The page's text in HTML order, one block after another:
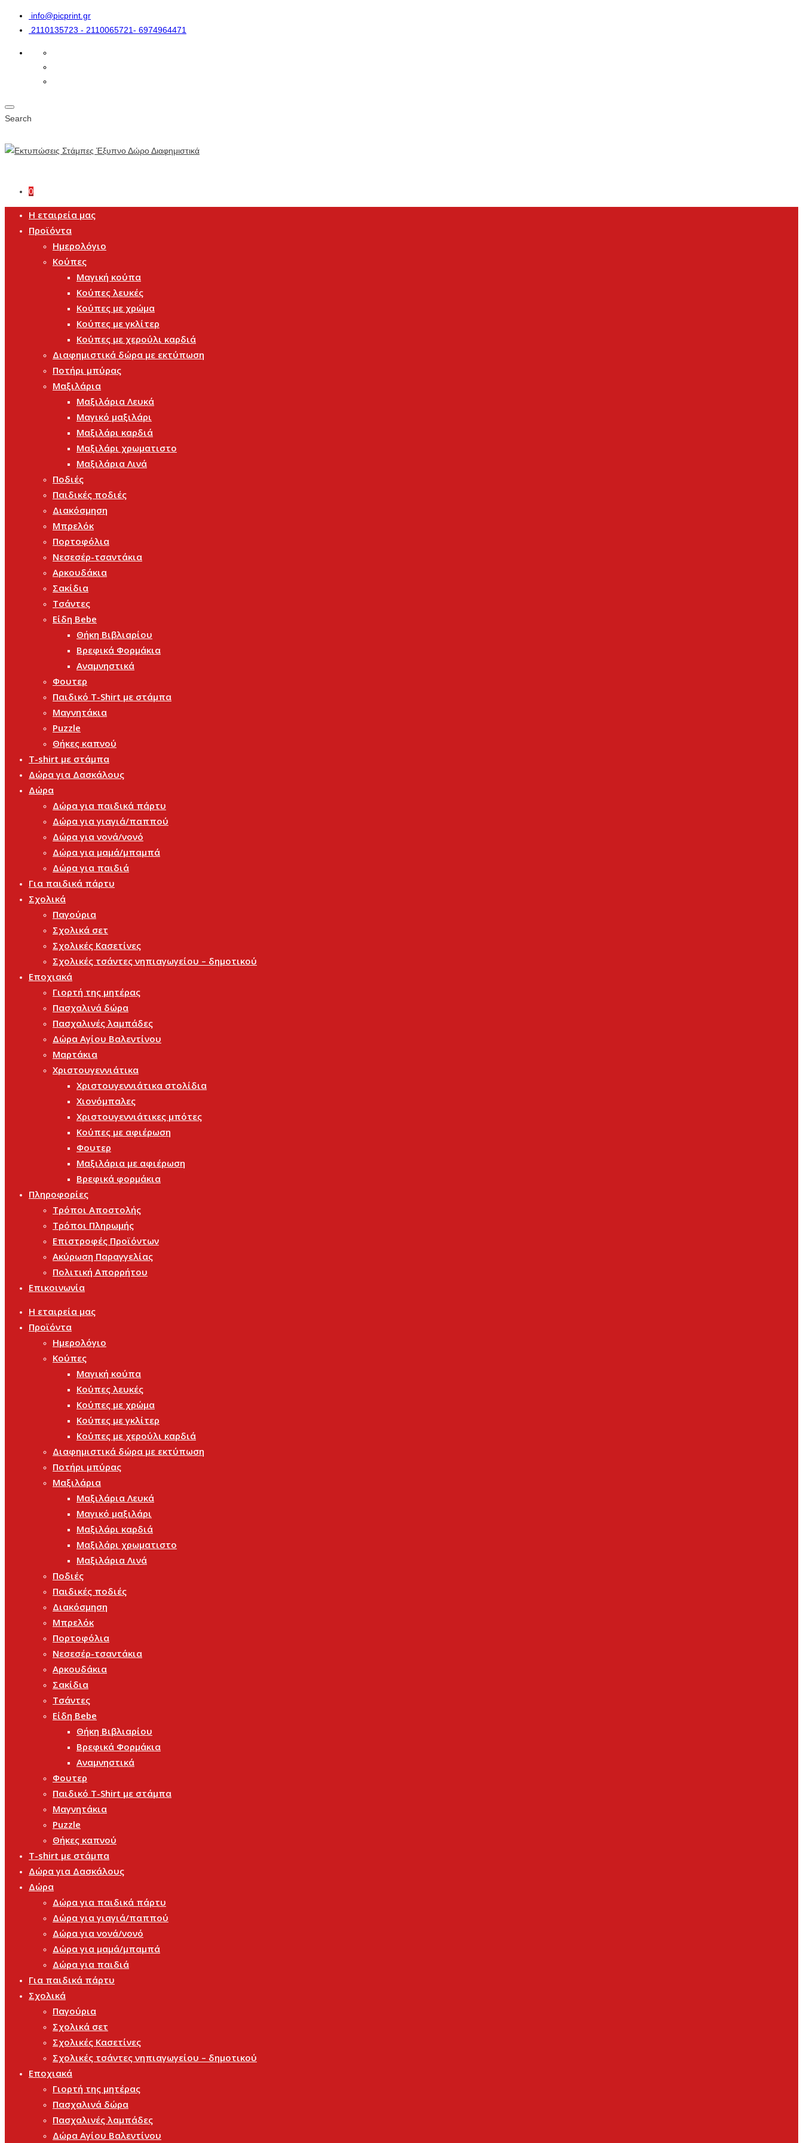
info@picprint.gr
2110135723 - 2110065721- 6974964471
Search
0
Η εταιρεία μας
Προϊόντα
Ημερολόγιο
Κούπες
Μαγική κούπα
Κούπες λευκές
Κούπες με χρώμα
Κούπες με γκλίτερ
Κούπες με χερούλι καρδιά
Διαφημιστικά δώρα με εκτύπωση
Ποτήρι μπύρας
Μαξιλάρια
Μαξιλάρια Λευκά
Μαγικό μαξιλάρι
Μαξιλάρι καρδιά
Μαξιλάρι χρωματιστο
Μαξιλάρια Λινά
Ποδιές
Παιδικές ποδιές
Διακόσμηση
Μπρελόκ
Πορτοφόλια
Νεσεσέρ-τσαντάκια
Αρκουδάκια
Σακίδια
Τσάντες
Είδη Bebe
Θήκη Βιβλιαρίου
Βρεφικά Φορμάκια
Αναμνηστικά
Φουτερ
Παιδικό T-Shirt με στάμπα
Μαγνητάκια
Puzzle
Θήκες καπνού
T-shirt με στάμπα
Δώρα για Δασκάλους
Δώρα
Δώρα για παιδικά πάρτυ
Δώρα για γιαγιά/παππού
Δώρα για νονά/νονό
Δώρα για μαμά/μπαμπά
Δώρα για παιδιά
Για παιδικά πάρτυ
Σχολικά
Παγούρια
Σχολικά σετ
Σχολικές Κασετίνες
Σχολικές τσάντες νηπιαγωγείου – δημοτικού
Εποχιακά
Γιορτή της μητέρας
Πασχαλινά δώρα
Πασχαλινές λαμπάδες
Δώρα Αγίου Βαλεντίνου
Μαρτάκια
Χριστουγεννιάτικα
Χριστουγεννιάτικα στολίδια
Χιονόμπαλες
Χριστουγεννιάτικες μπότες
Κούπες με αφιέρωση
Φουτερ
Μαξιλάρια με αφιέρωση
Βρεφικά φορμάκια
Πληροφορίες
Τρόποι Αποστολής
Τρόποι Πληρωμής
Επιστροφές Προϊόντων
Ακύρωση Παραγγελίας
Πολιτική Απορρήτου
Επικοινωνία
Η εταιρεία μας
Προϊόντα
Ημερολόγιο
Κούπες
Μαγική κούπα
Κούπες λευκές
Κούπες με χρώμα
Κούπες με γκλίτερ
Κούπες με χερούλι καρδιά
Διαφημιστικά δώρα με εκτύπωση
Ποτήρι μπύρας
Μαξιλάρια
Μαξιλάρια Λευκά
Μαγικό μαξιλάρι
Μαξιλάρι καρδιά
Μαξιλάρι χρωματιστο
Μαξιλάρια Λινά
Ποδιές
Παιδικές ποδιές
Διακόσμηση
Μπρελόκ
Πορτοφόλια
Νεσεσέρ-τσαντάκια
Αρκουδάκια
Σακίδια
Τσάντες
Είδη Bebe
Θήκη Βιβλιαρίου
Βρεφικά Φορμάκια
Αναμνηστικά
Φουτερ
Παιδικό T-Shirt με στάμπα
Μαγνητάκια
Puzzle
Θήκες καπνού
T-shirt με στάμπα
Δώρα για Δασκάλους
Δώρα
Δώρα για παιδικά πάρτυ
Δώρα για γιαγιά/παππού
Δώρα για νονά/νονό
Δώρα για μαμά/μπαμπά
Δώρα για παιδιά
Για παιδικά πάρτυ
Σχολικά
Παγούρια
Σχολικά σετ
Σχολικές Κασετίνες
Σχολικές τσάντες νηπιαγωγείου – δημοτικού
Εποχιακά
Γιορτή της μητέρας
Πασχαλινά δώρα
Πασχαλινές λαμπάδες
Δώρα Αγίου Βαλεντίνου